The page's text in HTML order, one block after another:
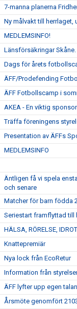
7-manna planerna
Ny målvakt till herrlaget,
MEDLEMSINFO!
Länsförsäkringar
Dags för årets
ÄFF/Prodefending
ÄFF Fotbollscamp i
AKEA - En viktig
Träffa föreningens
Presentation av ÄFFs
MEDLEMSINFO
Äntligen få vi spela
och senare
Matcher för barn födda
Seriestart framflyttad till
HÄLSA, RÖRELSE,
Knattepremiär
Nya lock från EcoRetur
Information från
ÄFF lyfter upp egen
Årsmöte genomfört